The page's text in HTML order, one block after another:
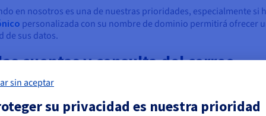
en nosotros es una de nuestras prioridades, especialmente
personalizada con su nombre de dominio permitirá ofrecer
de sus datos.
cuentas y consulta del correo
y cree nuevas direcciones desde el área de cliente de
webmail, con el que podrá acceder directamente a sus
lugar, en cualquier momento y en todos los dispositivos:
sin aceptar
su privacidad es nuestra prioridad